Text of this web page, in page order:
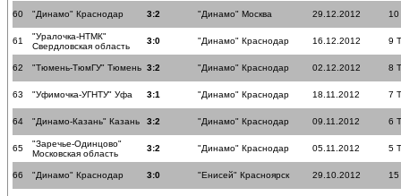
60 "Динамо" Краснодар 3:2 "Динамо" Москва 29.12.2012 10
61
"Уралочка-НТМК"
Свердловская область
3:0 "Динамо" Краснодар 16.12.2012 9
62 "Тюмень-ТюмГУ" Тюмень 3:2 "Динамо" Краснодар 02.12.2012 8
63 "Уфимочка-УГНТУ" Уфа 3:1 "Динамо" Краснодар 18.11.2012 7
64 "Динамо-Казань" Казань 3:2 "Динамо" Краснодар 09.11.2012 6
65
"Заречье-Одинцово"
Московская область
3:2 "Динамо" Краснодар 05.11.2012 5
66 "Динамо" Краснодар 3:0 "Енисей" Красноярск 29.10.2012 15